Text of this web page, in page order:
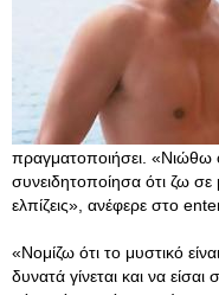
πραγματοποιήσει. «Νιώθω
συνειδητοποίησα ότι ζω
ελπίζεις», ανέφερε στο
«Νομίζω ότι το μυστικό
δυνατά γίνεται και να